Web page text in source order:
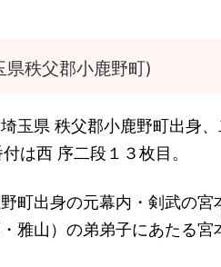
県秩父郡小鹿野町)
県 秩父郡小鹿野町出身、
は西 序二段１３枚目。
町出身の元幕内・剣武の
雅山）の弟弟子にあたる